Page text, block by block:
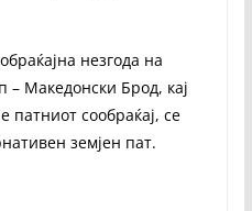
незгода на
– Македонски Брод, кај
сообраќај, се
земјен пат.